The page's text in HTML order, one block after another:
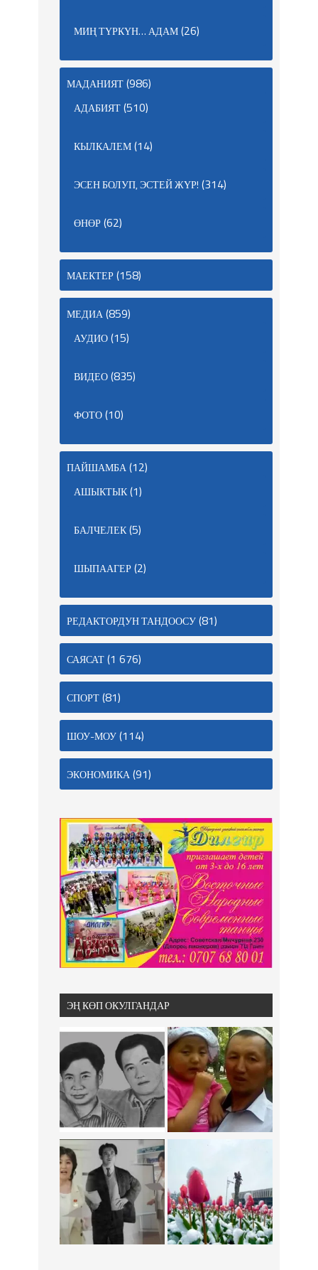
МИҢ ТҮРКҮН… АДАМ(26)
МАДАНИЯТ(986)
АДАБИЯТ(510)
КЫЛКАЛЕМ(14)
ЭСЕН БОЛУП, ЭСТЕЙ ЖҮР! (314)
ӨНӨР(62)
МАЕКТЕР(158)
МЕДИА(859)
АУДИО(15)
ВИДЕО(835)
ФОТО(10)
ПАЙШАМБА(12)
АШЫКТЫК(1)
БАЛЧЕЛЕК(5)
ШЫПААГЕР(2)
РЕДАКТОРДУН ТАНДООСУ(81)
САЯСАТ(1 676)
СПОРТ(81)
ШОУ-МОУ(114)
ЭКОНОМИКА(91)
ЭҢ КӨП ОКУЛГАНДАР